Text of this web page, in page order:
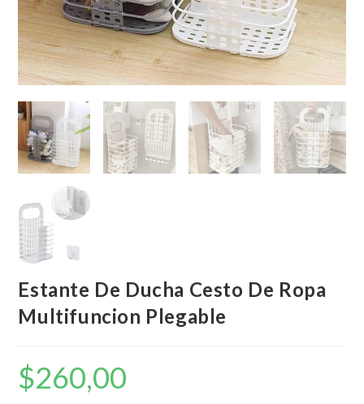
Estante De Ducha Cesto De Ropa
Multifuncion Plegable
$260,00